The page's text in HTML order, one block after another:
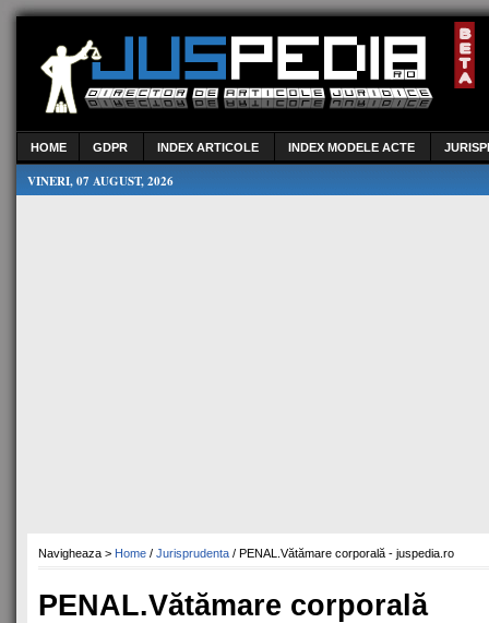
HOME GDPR INDEX ARTICOLE INDEX MODELE ACTE
VINERI, 07 AUGUST, 2026
Navigheaza > Home / Jurisprudenta / PENAL.Vătămare corporală - juspedia.ro
PENAL.Vătămare corporală